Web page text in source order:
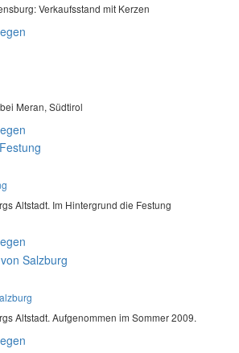
Verkaufsstand mit Kerzen
Meran, Südtirol
Altstadt. Im Hintergrund die Festung
Altstadt. Aufgenommen im Sommer 2009.